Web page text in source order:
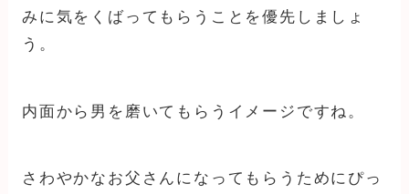
みに気をくばってもらうことを優先しましょ
う。
内面から男を磨いてもらうイメージですね。
さわやかなお父さんになってもらうためにぴっ